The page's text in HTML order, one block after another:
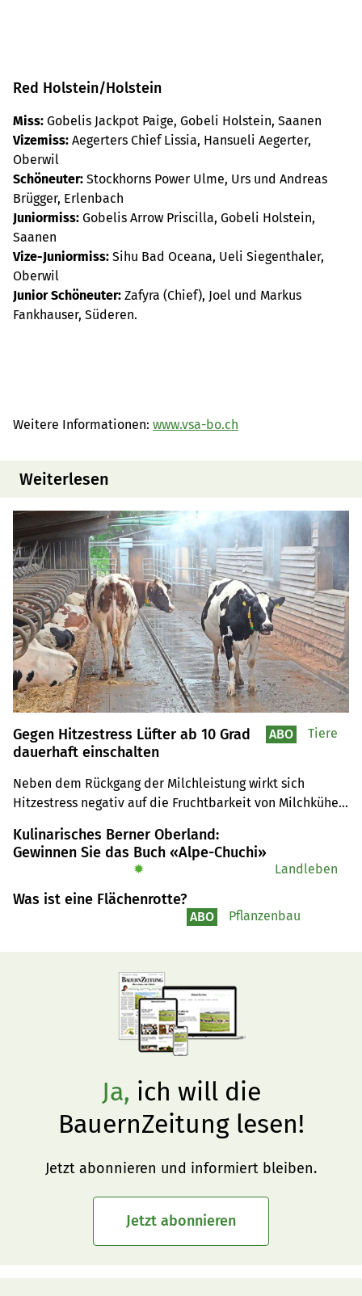
Red Holstein/Holstein
Miss: Gobelis Jackpot Paige, Gobeli Holstein, Saanen
Vizemiss: Aegerters Chief Lissia, Hansueli Aegerter,
Oberwil
Schöneuter: Stockhorns Power Ulme, Urs und Andreas
Brügger, Erlenbach
Juniormiss: Gobelis Arrow Priscilla, Gobeli Holstein,
Saanen
Vize-Juniormiss: Sihu Bad Oceana, Ueli Siegenthaler,
Oberwil
Junior Schöneuter: Zafyra (Chief), Joel und Markus
Fankhauser, Süderen.
Weitere Informationen: www.vsa-bo.ch
Weiterlesen
Gegen Hitzestress Lüfter ab 10 Grad
dauerhaft einschalten
Neben dem Rückgang der Milchleistung wirkt sich
Hitzestress negativ auf die Fruchtbarkeit von Milchkühen
Es gilt, Abhilfe zu schaffen.
ABO Tiere
Kulinarisches Berner Oberland:
Gewinnen Sie das Buch «Alpe-Chuchi»
✹ Landleben
Was ist eine Flächenrotte?
ABO Pflanzenbau
Ja, ich will die
BauernZeitung lesen!
Jetzt abonnieren und informiert bleiben.
Jetzt abonnieren